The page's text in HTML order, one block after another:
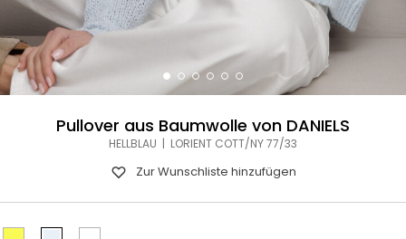
Pullover aus Baumwolle von DANIELS
HELLBLAU | LORIENT COTT/NY 77/33
Zur Wunschliste hinzufügen